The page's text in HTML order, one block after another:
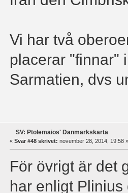
Vi har två
placerar "finnar"
Sarmatien, dvs
SV: Ptolemaios' Danmarkskarta
« Svar #48 skrivet: november 28, 2014, 19:58 »
För övrigt är det
har enligt